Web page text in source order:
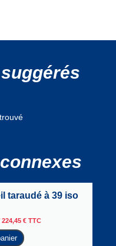
taraudé à 39 iso
224,45 € TTC